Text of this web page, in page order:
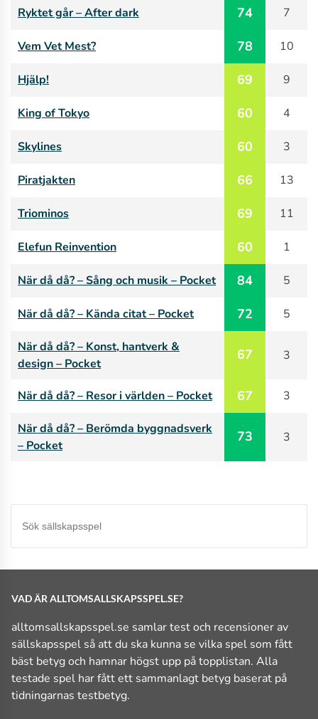
Ryktet går – After dark 74 7
Vem Vet Mest? 78 10
Hjälp! 69 9
King of Tokyo 60 4
Skylines 60 3
Piratjakten 66 13
Triominos 69 11
Elefun Reinvention 60 1
När då då? – Sång och musik – Pocket 84 5
När då då? – Kända citat – Pocket 72 5
När då då? – Konst, hantverk &
design – Pocket
67 3
När då då? – Resor i världen – Pocket 67 3
När då då? – Berömda byggnadsverk
– Pocket
73 3
VAD ÄR ALLTOMSALLSKAPSSPEL.SE?
alltomsallskapsspel.se samlar test och recensioner av
sällskapsspel så att du ska kunna se vilka spel som fått
bäst betyg och hamnar högst upp på topplistan. Alla
testade spel har fått ett sammanlagt betyg baserat på
tidningarnas testbetyg.